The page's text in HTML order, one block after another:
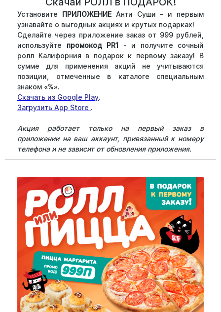
Установите ПРИЛОЖЕНИЕАнти Суши – и первым
узнавайте о выгодных акциях и крутых подарках!
Сделайте через приложение заказ от 999 рублей,
используйте промокод PR1 - и получите сочный
ролл Калифорния в подарок к первому заказу! В
сумме для применения акций не учитываются
позиции, отмеченные в каталоге специальным
знаком «%».
Скачать из Google Play.
Загрузить App Store .
Акция работает только на первый заказ в
приложении на ваш аккаунт, привязанный к номеру
телефона и не зависит от обновления приложения.